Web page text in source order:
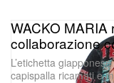
WACKO MARIA
collaborazione
L’etichetta
capispalla ricamati e